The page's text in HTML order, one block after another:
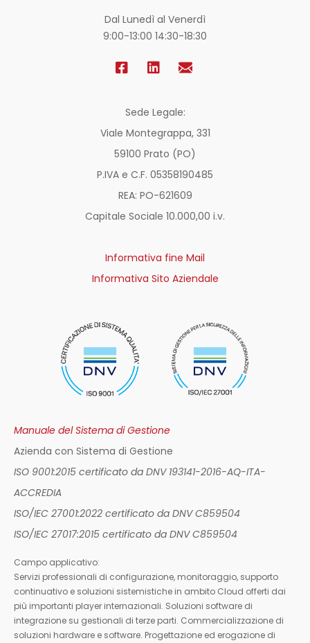
Dal Lunedì al Venerdì
9:00-13:00 14:30-18:30
Sede Legale:
Viale Montegrappa, 331
59100 Prato (PO)
P.IVA e C.F. 05358190485
REA: PO-621609
Capitale Sociale 10.000,00 i.v.
Informativa fine Mail
Informativa Sito Aziendale
Manuale del Sistema di Gestione
Azienda con Sistema di Gestione
ISO 9001:2015 certificato da DNV 193141-2016-AQ-ITA-
ACCREDIA
ISO/IEC 27001:2022 certificato da DNV C859504
ISO/IEC 27017:2015 certificato da DNV C859504
Campo applicativo:
Servizi professionali di configurazione, monitoraggio, supporto
continuativo e soluzioni sistemistiche in ambito Cloud offerti dai
più importanti player internazionali. Soluzioni software di
integrazione su gestionali di terze parti. Commercializzazione di
soluzioni hardware e software. Progettazione ed erogazione di